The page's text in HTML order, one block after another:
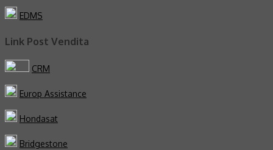
EDMS
Link Post Vendita
CRM
Europ Assistance
Hondasat
Bridgestone